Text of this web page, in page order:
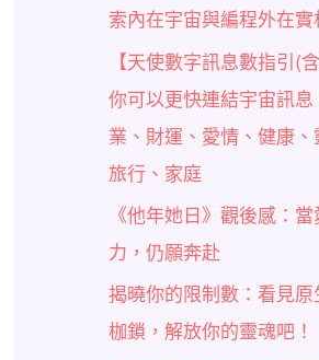
索內在宇宙與編程外在實
【天使數字訊息數指引(
你可以更快連結宇宙訊
業、財運、愛情、健康、
旅行、家庭
《他年她日》觀後感：
力，仍願奔赴
揭曉你的限制數：看見
枷鎖，解放你的靈魂吧！